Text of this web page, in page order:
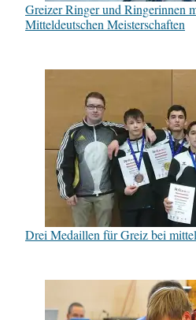
Greizer Ringer und Ringerinnen
Mitteldeutschen Meisterschaften
Drei Medaillen für Greiz bei